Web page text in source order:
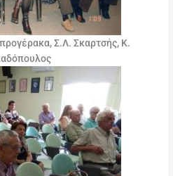
Σ.Λ. Σκαρτσής, Κ.